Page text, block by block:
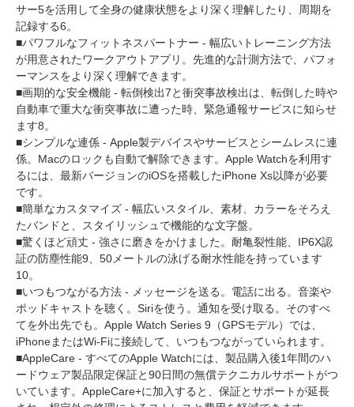
サー5を活用して全身の健康状態をより深く理解したり、周期を
記録する6。
■パワフルなフィットネスパートナー - 幅広いトレーニング方法
が用意されたワークアウトアプリ。先進的な計測方法で、パフォ
ーマンスをより深く理解できます。
■画期的な安全機能 - 転倒検出7と衝突事故検出は、転倒した時や
自動車で重大な衝突事故に遭った時、緊急通報サービスに知らせ
ます8。
■シンプルな連係 - Apple製デバイスやサービスとシームレスに連
係。Macのロックも自動で解除できます。Apple Watchを利用す
るには、最新バージョンのiOSを搭載したiPhone Xs以降が必要
です。
■簡単なカスタマイズ - 幅広いスタイル、素材、カラーをそろえ
たバンドと、スタイリッシュで機能的な文字盤。
■驚くほど頑丈 - 強さに磨きをかけました。耐亀裂性能、IP6X認
証の防塵性能9 、50メートルの泳げる耐水性能を持っています
10。
■いつもつながる方法 - メッセージを送る。電話に出る。音楽や
ポッドキャストを聴く。Siriを使う。通知を受け取る。そのすべ
てを外出先でも。Apple Watch Series 9（GPSモデル）では、
iPhoneまたはWi-Fiに接続して、いつもつながっていられます。
■AppleCare - すべてのApple Watchには、製品購入後1年間のハ
ードウェア製品限定保証と90日間の無償テクニカルサポートがつ
いています。AppleCare+に加入すると、保証とサポートが延長